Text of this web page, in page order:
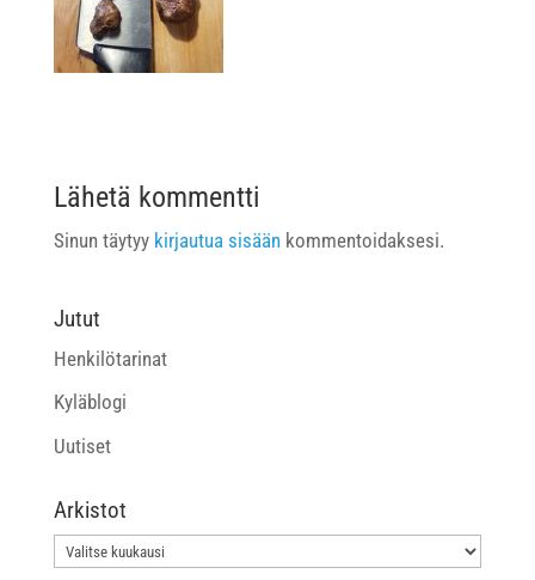
Lähetä kommentti
Sinun täytyy kirjautua sisäänkommentoidaksesi.
Jutut
Henkilötarinat
Kyläblogi
Uutiset
Arkistot
Arkistot